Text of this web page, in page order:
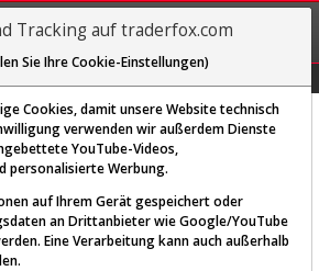
REGIS-
TRIEREN
Funktion ist nur für
Tracking auf traderfox.com
Sie Ihre Cookie-Einstellungen)
Cookies, damit unsere Website technisch
verwenden wir außerdem Dienste
YouTube-Videos,
personalisierte Werbung.
auf Ihrem Gerät gespeichert oder
an Drittanbieter wie Google/YouTube
Eine Verarbeitung kann auch außerhalb